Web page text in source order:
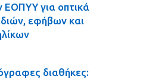
ΕΟΠΥΥ για οπτικά
εφήβων και
διαθήκες: